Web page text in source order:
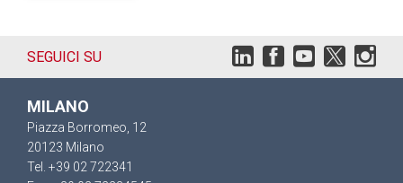
SEGUICI SU
MILANO
Piazza Borromeo, 12
20123 Milano
Tel. +39 02 722341